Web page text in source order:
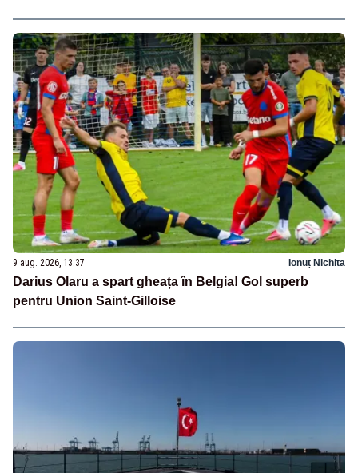
9 aug. 2026, 13:37 Ionuț Nichita
Darius Olaru a spart gheața în Belgia! Gol superb
pentru Union Saint-Gilloise